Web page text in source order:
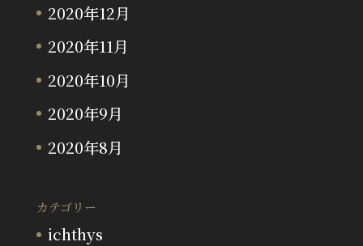
2020年12月
2020年11月
2020年10月
2020年9月
2020年8月
カテゴリー
ichthys